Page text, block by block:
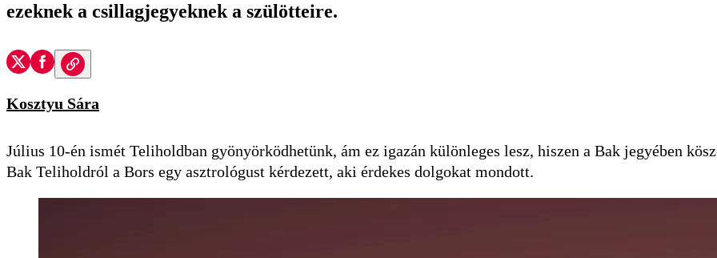
ezeknek a csillagjegyeknek a szülötteire.
Kosztyu Sára
Július 10-én ismét Teliholdban gyönyörködhetünk, ám ez igazán különleges lesz, hiszen a Bak jegyében
Bak Teliholdról a Bors egy asztrológust kérdezett, aki érdekes dolgokat mondott.